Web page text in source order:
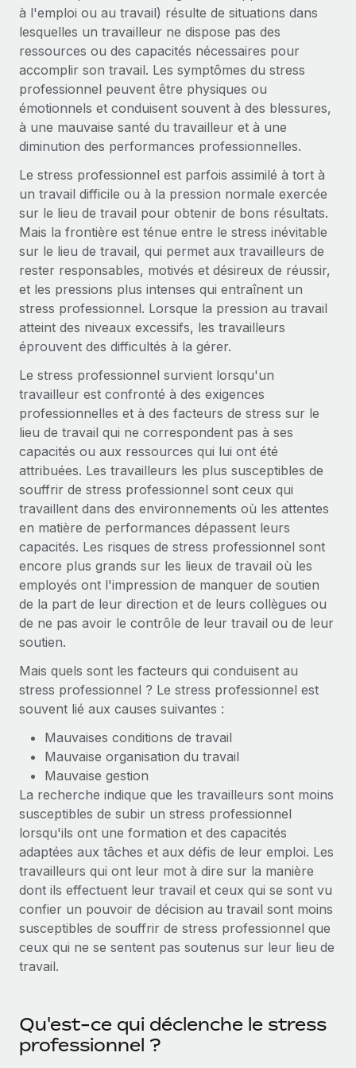
Gestion des freelances
Intégrez et gérez vos freelances partout dans le monde
PEO
Sous-traitez les opérations complexes liées à l’emploi
INFRASTRUCTURE
Intégration Remote
Intégrez vos RH aux flux de travail en toute simplicité
Plateforme
Des fonctions RH clés intégrées pour votre équipe
Connecter
Nouveau
Connectez n'importe quel outil d’IA à Remote grâce à
notre MCP
Intégrations
Rationalisez vos processus avec des outils essentiels
SERVICES
Demandez aux experts
Recevez des conseils d’experts sur les RH à
l’international et la conformité
Contrôles d’antécédents
Simplifiez vos processus de présélection des
candidats
Remote Watchtower
Gardez un temps d’avance sur les risques en
matière de conformité
Gestion des appareils
Achetez et suivez vos équipements informatiques
dans le monde entier
Établissez des entités rapidement et en toute
conformité
Mobilité et déménagement international
Organisez facilement le déménagement de vos
employés
Avantages sociaux
Gérez facilement les avantages sociaux
Comparer Remote
Examinez notre service par rapport aux autres
CROISSANCE
Start-ups
Des solutions agiles et internationales pour les RH et la
paie des entreprises en pleine croissance
Entreprises intermédiaires
Développez vos équipes avec des solutions RH sur
mesure
Entreprise
Les RH à l’international pour les grandes entreprises
TRAVAILLONS ENSEMBLE
Partenaires stratégiques de la tech
Devenir partenaire
Explorez avec nous vos opportunités de partenariat
Remote Build Bientôt disponible
Conseil en intégrations et automatisations assistées par
l’IA
ÉTUDES DE CAS
Comment Weaviate, l'as de l'IA, a développé
ses effectifs de 120 % avec Remote
Weaviate en bref Weaviate crée des infrastructures open
source et AI-first. Sa mission est...
En savoir plus
l’international, le recrutement sans changer de
plateforme
Impact Les clients BambooHR peuvent désormais
embaucher et gérer les employés internationaux...
En savoir plus
pays
Calculateur de paiement des freelances
Découvrez les devises disponibles et les vitesses de
paiement pour vos freelances internationaux
APPRENDRE AVEC REMOTE
Études de cas
Glossaire RH
Checklists et modèles
Descriptions de postes
Webinaires
Salle de presse
Données sur les salaires et les talents
Centre de ressources
Obtenir de l’aide
Voir toutes les ressources
Paie multipays
EOR et PEO
Gestion des freelances
Taxes
Explorer le blog
Mises à jour des produits de Remote :
Intégrations Gusto et Xero et Gestion des
freelances Plus
Remote a toujours pour mission d'aider les entreprises de
toute taille à embaucher, gérer et payer...
En savoir plus
Phiture, un leader notable du conseil en matière de
croissance mobile internationale, encourage les...
Nederlands
Français
Deutsch
Español
Italiano
Português (Portugal)
日本語
한국어
中文（简体）
Connexion
à l'emploi ou au travail) résulte de situations dans
lesquelles un travailleur ne dispose pas des
ressources ou des capacités nécessaires pour
accomplir son travail. Les symptômes du stress
professionnel peuvent être physiques ou
émotionnels et conduisent souvent à des blessures,
à une mauvaise santé du travailleur et à une
diminution des performances professionnelles.
Le stress professionnel est parfois assimilé à tort à
un travail difficile ou à la pression normale exercée
sur le lieu de travail pour obtenir de bons résultats.
Mais la frontière est ténue entre le stress inévitable
sur le lieu de travail, qui permet aux travailleurs de
rester responsables, motivés et désireux de réussir,
et les pressions plus intenses qui entraînent un
stress professionnel. Lorsque la pression au travail
atteint des niveaux excessifs, les travailleurs
éprouvent des difficultés à la gérer.
Le stress professionnel survient lorsqu'un
travailleur est confronté à des exigences
professionnelles et à des facteurs de stress sur le
lieu de travail qui ne correspondent pas à ses
capacités ou aux ressources qui lui ont été
attribuées. Les travailleurs les plus susceptibles de
souffrir de stress professionnel sont ceux qui
travaillent dans des environnements où les attentes
en matière de performances dépassent leurs
capacités. Les risques de stress professionnel sont
encore plus grands sur les lieux de travail où les
employés ont l'impression de manquer de soutien
de la part de leur direction et de leurs collègues ou
de ne pas avoir le contrôle de leur travail ou de leur
soutien.
Mais quels sont les facteurs qui conduisent au
stress professionnel ? Le stress professionnel est
souvent lié aux causes suivantes :
Mauvaises conditions de travail
Mauvaise organisation du travail
Mauvaise gestion
La recherche indique que les travailleurs sont moins
susceptibles de subir un stress professionnel
lorsqu'ils ont une formation et des capacités
adaptées aux tâches et aux défis de leur emploi. Les
travailleurs qui ont leur mot à dire sur la manière
dont ils effectuent leur travail et ceux qui se sont vu
confier un pouvoir de décision au travail sont moins
susceptibles de souffrir de stress professionnel que
ceux qui ne se sentent pas soutenus sur leur lieu de
travail.
Qu'est-ce qui déclenche le stress
professionnel ?